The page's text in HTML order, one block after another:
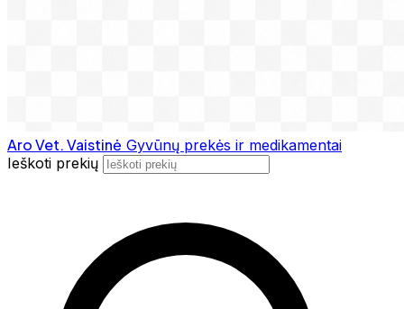
Aro Vet. Vaistinė Gyvūnų prekės ir medikamentai
Ieškoti prekių